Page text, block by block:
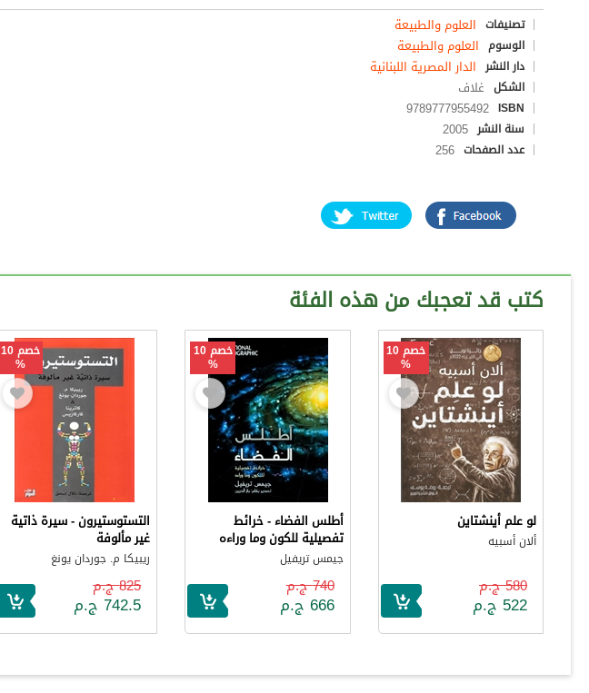
تصنيفات العلوم والطبيعة
الوسوم العلوم والطبيعة
دار النشر الدار المصرية اللبنانية
الشكل غلاف
ISBN
9789777955492
سنة النشر 2005
عدد الصفحات 256
كتب قد تعجبك من هذه الفئة
خصم 10
%
لو علم أينشتاين
ألان أسبيه
580 ج.م
522 ج.م
خصم 10
%
أطلس الفضاء - خرائط
تفصيلية للكون وما وراءه
جيمس تريفيل
740 ج.م
666 ج.م
خصم 10
%
التستوستيرون - سيرة ذاتية
غير مألوفة
ريبيكا م. جوردان يونغ
825 ج.م
742.5 ج.م